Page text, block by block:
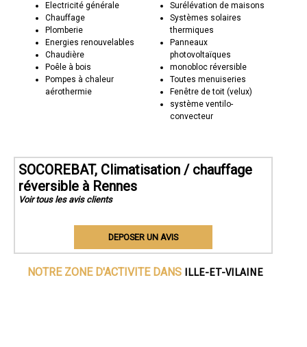
Electricité générale
Chauffage
Plomberie
Energies renouvelables
Chaudière
Poêle à bois
Pompes à chaleur
aérothermie
Surélévation de maisons
Systèmes solaires
thermiques
Panneaux
photovoltaïques
monobloc réversible
Toutes menuiseries
Fenêtre de toit (velux)
système ventilo-
convecteur
SOCOREBAT, Climatisation / chauffage
réversible à Rennes
Voir tous les avis clients
DEPOSER UN AVIS
NOTRE ZONE D'ACTIVITE DANS ILLE-ET-VILAINE